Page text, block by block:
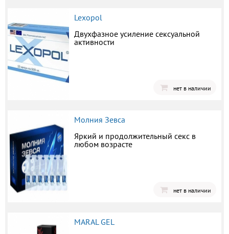
Lexopol
Двухфазное усиление сексуальной
активности
нет в наличии
Молния Зевса
Яркий и продолжительный секс в
любом возрасте
нет в наличии
MARAL GEL